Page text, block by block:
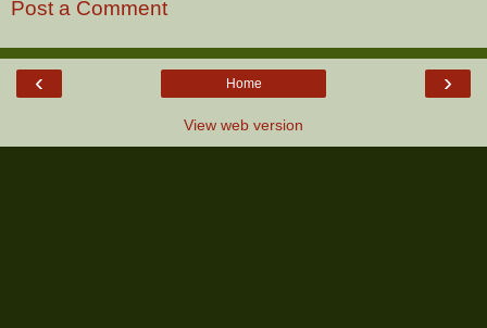
Post a Comment
‹ ›
Home
View web version